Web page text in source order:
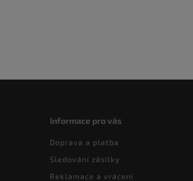
Informace pro vás
Doprava a platba
Sledování zásilky
Reklamace a vrácení